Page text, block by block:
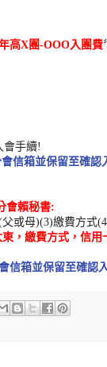
高X團-OOO入團費
會手續!
信箱並保留至確認
會賴秘書:
父或母)(3)繳費方式
， 繳費方式，信用
信箱並保留至確認